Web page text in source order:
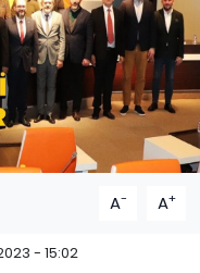
A- A+
- 15:02